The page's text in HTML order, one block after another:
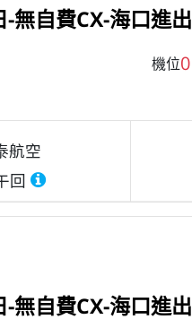
無自費CX-海口進出
機位0
航空
回
無自費CX-海口進出